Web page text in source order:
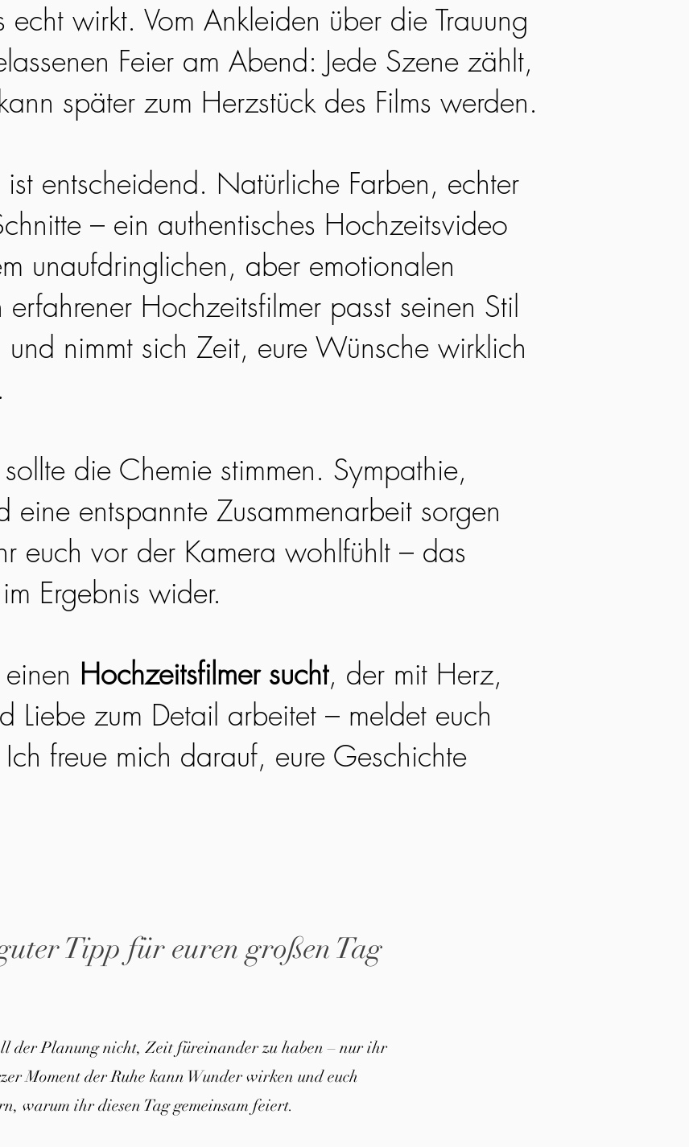
echt wirkt. Vom Ankleiden über die Trauung
Feier am Abend: Jede Szene zählt,
später zum Herzstück des Films werden.
entscheidend. Natürliche Farben, echter
– ein authentisches Hochzeitsvideo
unaufdringlichen, aber emotionalen
erfahrener Hochzeitsfilmer passt seinen Stil
nimmt sich Zeit, eure Wünsche wirklich
die Chemie stimmen. Sympathie,
eine entspannte Zusammenarbeit sorgen
euch vor der Kamera wohlfühlt – das
Ergebnis wider.
Hochzeitsfilmer sucht, der mit Herz,
Liebe zum Detail arbeitet – meldet euch
freue mich darauf, eure Geschichte
Tipp für euren großen Tag
der Planung nicht, Zeit füreinander zu haben – nur ihr
Moment der Ruhe kann Wunder wirken und euch
warum ihr diesen Tag gemeinsam feiert.